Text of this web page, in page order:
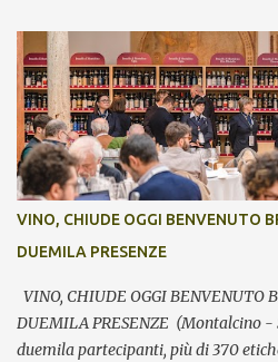
VINO, CHIUDE OGGI BENVENUTO
DUEMILA PRESENZE
VINO, CHIUDE OGGI BENVENUTO
DUEMILA PRESENZE (Montalcino -
duemila partecipanti, più di 370